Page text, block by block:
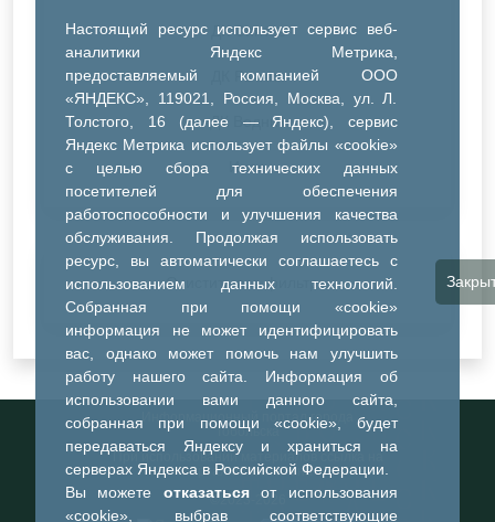
Настоящий ресурс использует сервис веб-
аналитики Яндекс Метрика,
предоставляемый компанией ООО
«ЯНДЕКС», 119021, Россия, Москва, ул. Л.
Толстого, 16 (далее — Яндекс), сервис
Яндекс Метрика использует файлы «cookie»
с целью сбора технических данных
посетителей для обеспечения
работоспособности и улучшения качества
обслуживания. Продолжая использовать
ресурс, вы автоматически соглашаетесь с
использованием данных технологий.
Собранная при помощи «cookie»
информация не может идентифицировать
вас, однако может помочь нам улучшить
работу нашего сайта. Информация об
использовании вами данного сайта,
собранная при помощи «cookie», будет
передаваться Яндексу и храниться на
серверах Яндекса в Российской Федерации.
Вы можете отказатьсяот использования
«cookie», выбрав соответствующие
ДК Синтез
ДК Речник
ДК Водник
Иное
Очистить все фильтры
Информационный портал города
Тобольска
При использовании материалов ссылка на
портал обязательна
©2023-2026